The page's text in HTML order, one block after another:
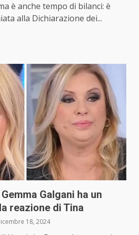
è anche tempo di bilanci: è
alla Dichiarazione dei...
Galgani ha un
reazione di Tina
18, 2024